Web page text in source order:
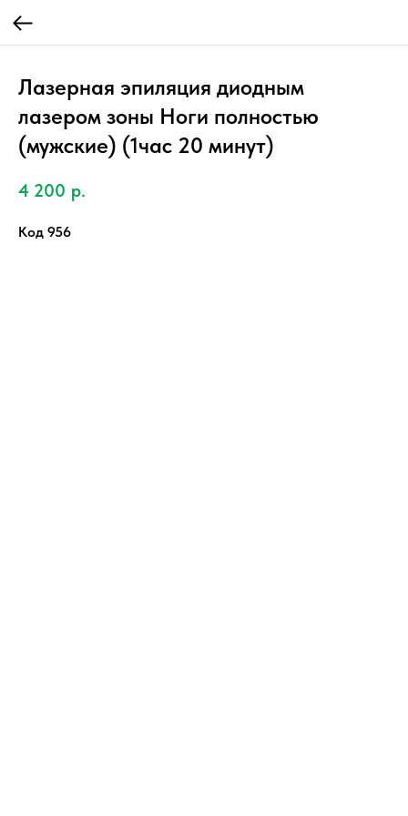
Лазерная эпиляция диодным
лазером зоны Ноги полностью
(мужские) (1час 20 минут)
4 200 р.
Код 956